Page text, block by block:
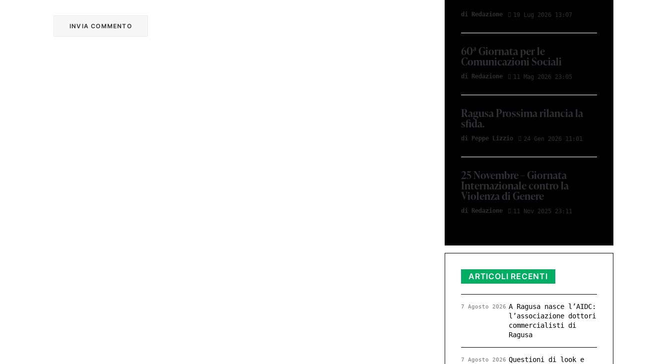
di Redazione 19 Lug 2026 13:07
60ª Giornata per le
Comunicazioni Sociali
di Redazione 11 Mag 2026 23:05
Ragusa Prossima rilancia la
sfida.
di Peppe Lizzio 24 Gen 2026 11:01
25 Novembre – Giornata
Internazionale contro la
Violenza di Genere
di Redazione 11 Nov 2025 23:11
ARTICOLI RECENTI
A Ragusa nasce l’AIDC:
l’associazione dottori
commercialisti di
Ragusa
7 Agosto 2026
Questioni di look e
7 Agosto 2026